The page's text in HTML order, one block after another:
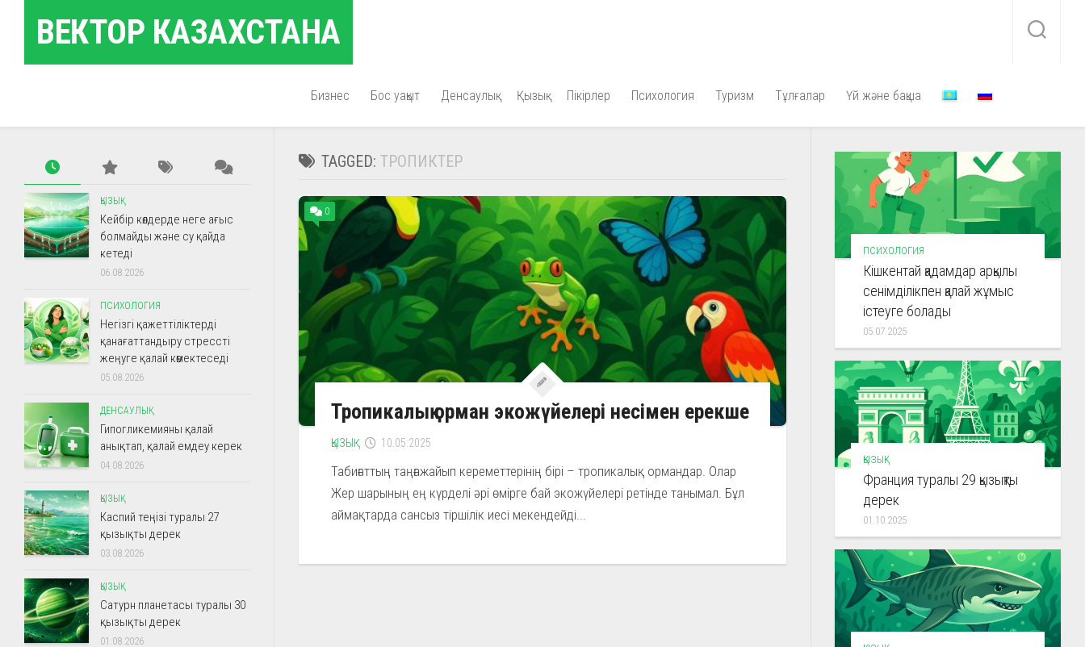
contentВЕКТОР КАЗАХСТАНА
Бизнес Бос уақыт Денсаулық Қызық Пікірлер Психология Туризм Тұлғалар Үй және бақша
TAGGED: ТРОПИКТЕР
0
Тропикалық орман экожүйелері несімен ерекше
ҚЫЗЫҚ 10.05.2025
Табиғаттың таңғажайып кереметтерінің бірі – тропикалық ормандар. Олар
Жер шарының ең күрделі әрі өмірге бай экожүйелері ретінде танымал. Бұл
аймақтарда сансыз тіршілік иесі мекендейді...
ҚЫЗЫҚ
Кейбір көлдерде неге ағыс
болмайды және су қайда
кетеді
06.08.2026
ПСИХОЛОГИЯ
Негізгі қажеттіліктерді
қанағаттандыру стрессті
жеңуге қалай көмектеседі
05.08.2026
ДЕНСАУЛЫҚ
Гипогликемияны қалай
анықтап, қалай емдеу керек
04.08.2026
ҚЫЗЫҚ
Каспий теңізі туралы 27
қызықты дерек
03.08.2026
ҚЫЗЫҚ
Сатурн планетасы туралы 30
қызықты дерек
01.08.2026
ПСИХОЛОГИЯ
Кішкентай қадамдар арқылы
сенімділікпен қалай жұмыс
істеуге болады
05.07.2025
ҚЫЗЫҚ
Франция туралы 29 қызықты
дерек
01.10.2025